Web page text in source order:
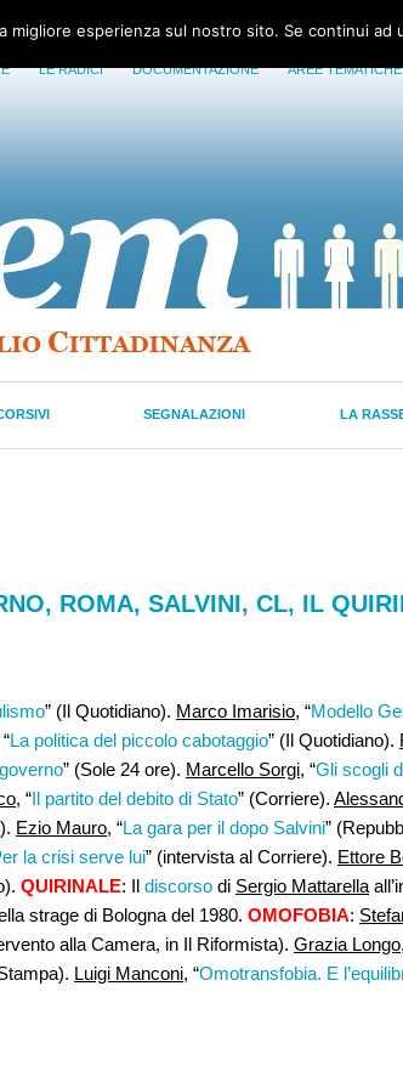
LE RADICI DOCUMENTAZIONE AREE TEMATICHE
SEGNALAZIONI LA
ROMA, SALVINI, CL, IL
” (Il Quotidiano). Marco Imarisio, “Modello
La politica del piccolo cabotaggio” (Il Quotidiano).
” (Sole 24 ore). Marcello Sorgi, “Gli scogli
, “Il partito del debito di Stato” (Corriere).
Ezio Mauro, “La gara per il dopo Salvini”
la crisi serve lui” (intervista al Corriere). Ettore
QUIRINALE: Il discorso di Sergio Mattarella
strage di Bologna del 1980. OMOFOBIA:
alla Camera, in Il Riformista). Grazia Longo,
Luigi Manconi, “Omotransfobia. E
migliore esperienza sul nostro sito. Se continui